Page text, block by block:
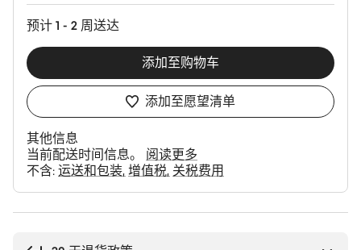
预计 1 - 2 周送达
添加至购物车
添加至愿望清单
其他信息
当前配送时间信息。 阅读更多
不含: 运送和包装 增值税 关税费用